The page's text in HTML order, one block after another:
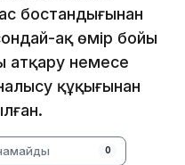
бостандығынан
ақ өмір бойы
атқару немесе
құқығынан
0